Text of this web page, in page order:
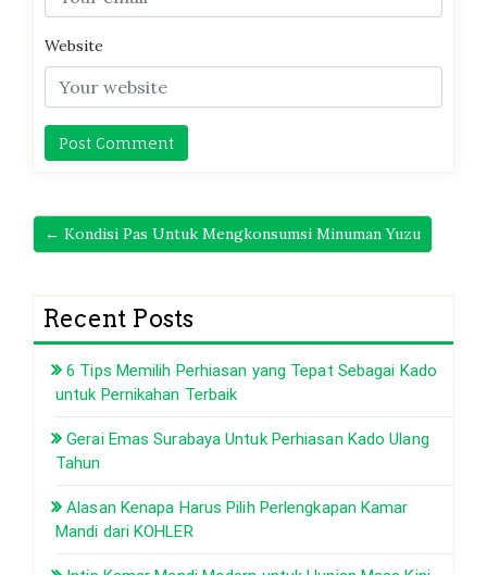
Website
← Kondisi Pas Untuk Mengkonsumsi Minuman Yuzu
Recent Posts
6 Tips Memilih Perhiasan yang Tepat Sebagai Kado
untuk Pernikahan Terbaik
Gerai Emas Surabaya Untuk Perhiasan Kado Ulang
Tahun
Alasan Kenapa Harus Pilih Perlengkapan Kamar
Mandi dari KOHLER